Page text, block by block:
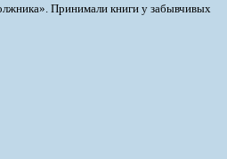
Принимали книги у забывчивых